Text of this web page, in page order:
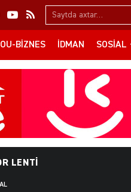
Search…
BIZNES İDMAN SOSIAL
LENTI